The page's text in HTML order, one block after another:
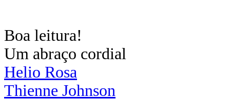
Boa leitura!
Um abraço cordial
Helio Rosa
Thienne Johnson